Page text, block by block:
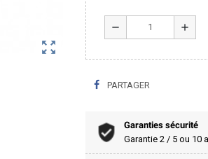
zoom_out_map
remove add
PARTAGER
Garanties sécurité
Garantie 2 / 5 ou 10